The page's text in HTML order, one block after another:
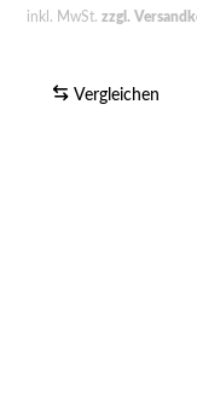
inkl. MwSt.zzgl.
Vergleichen